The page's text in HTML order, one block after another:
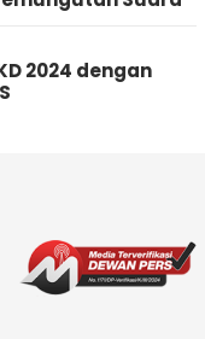
2024 dengan